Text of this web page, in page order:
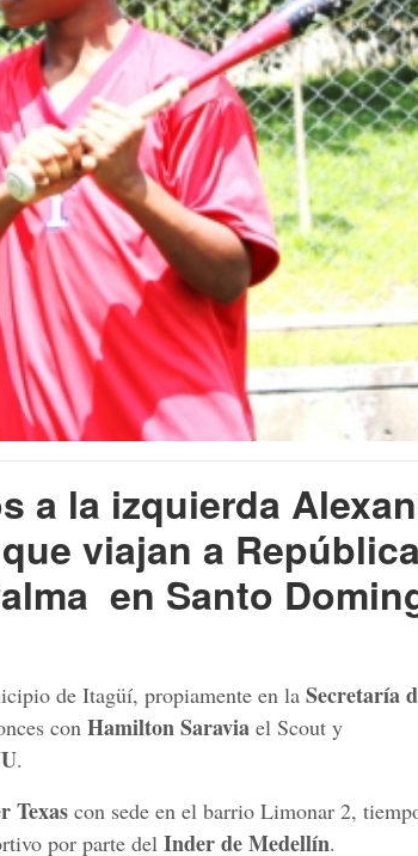
a la izquierda
viajan a República
en Santo
de Itagüí, propiamente en la Secretaría
con Hamilton Saravia el Scout y
.
Texas con sede en el barrio Limonar 2,
por parte del Inder de Medellín.